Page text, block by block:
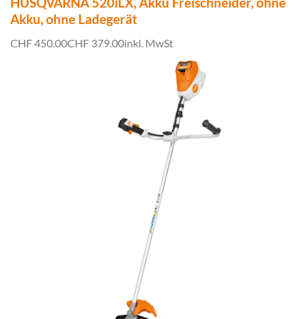
Akku, ohne Ladegerät
CHF 450.00CHF 379.00inkl. MwSt